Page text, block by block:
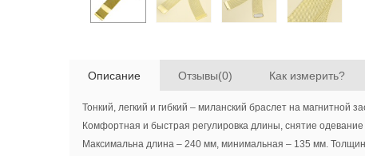
Описание Отзывы(0) Как измерить?
Тонкий, легкий и гибкий – миланский браслет на магнитной
Комфортная и быстрая регулировка длины, снятие
Максимальна длина – 240 мм, минимальная – 135 мм.